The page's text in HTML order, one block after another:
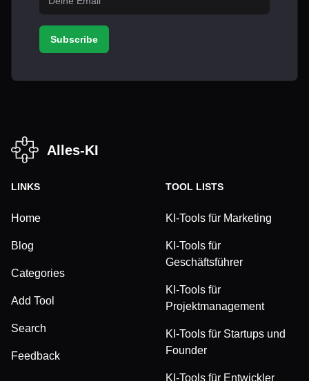
Subscribe
Alles-KI
LINKS
Home
Blog
Categories
Add Tool
Search
Feedback
TOOL LISTS
KI-Tools für Marketing
KI-Tools für
Geschäftsführer
KI-Tools für
Projektmanagement
KI-Tools für Startups und
Founder
KI-Tools für Entwickler